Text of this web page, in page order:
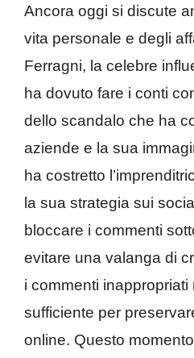
Ancora oggi si discute
vita personale e degli
Ferragni, la celebre
ha dovuto fare i conti
dello scandalo che ha
aziende e la sua
ha costretto
la sua strategia sui
bloccare i commenti
evitare una valanga di
i commenti inappropriati
sufficiente per
online. Questo